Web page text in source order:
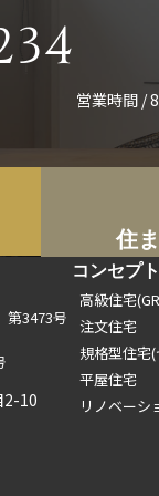
営業時間 /
住
コンセプト
高級住宅
注文住宅
規格型住宅
平屋住宅
リノベーシ
3473号
2-10